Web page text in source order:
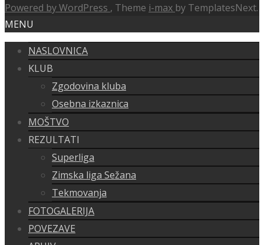
Powered by WordPress , Theme i-max by TemplatesNext.
MENU
NASLOVNICA
KLUB
Zgodovina kluba
Osebna izkaznica
MOŠTVO
REZULTATI
Superliga
Zimska liga Sežana
Tekmovanja
FOTOGALERIJA
POVEZAVE